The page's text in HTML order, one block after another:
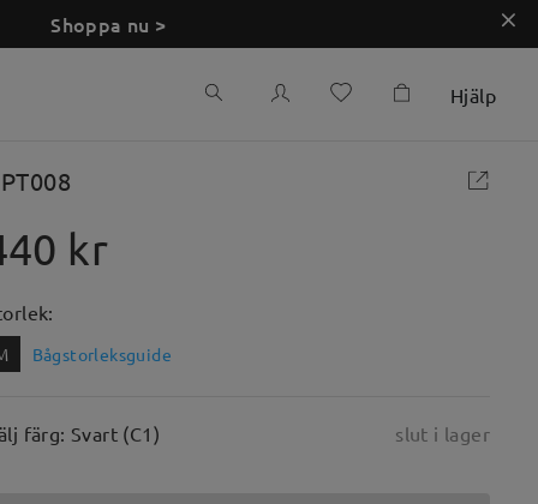
Shoppa nu >
Hjälp
kr
Bågstorleksguide
färg: Svart (C1) slut i lager